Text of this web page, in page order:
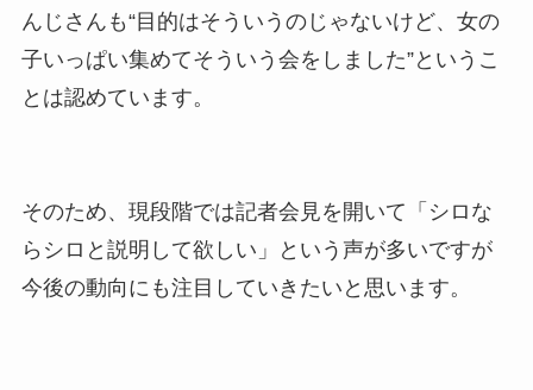
んじさんも“目的はそういうのじゃないけど、女の
子いっぱい集めてそういう会をしました”というこ
とは認めています。
そのため、現段階では記者会見を開いて「シロな
らシロと説明して欲しい」という声が多いですが
今後の動向にも注目していきたいと思います。